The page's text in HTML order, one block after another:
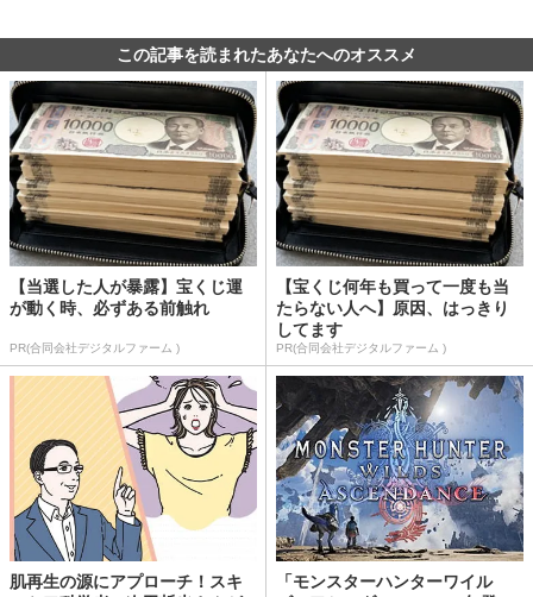
この記事を読まれたあなたへのオススメ
【当選した人が暴露】宝くじ運
が動く時、必ずある前触れ
PR(合同会社デジタルファーム )
【宝くじ何年も買って一度も当
たらない人へ】原因、はっきり
してます
PR(合同会社デジタルファーム )
肌再生の源にアプローチ！スキ
「モンスターハンターワイル